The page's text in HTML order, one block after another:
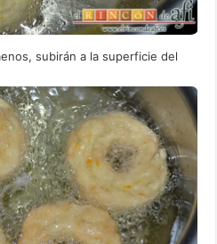
subirán a la superficie del